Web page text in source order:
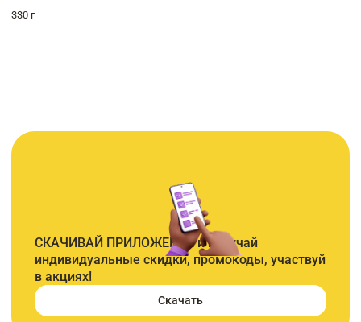
330 г
СКАЧИВАЙ ПРИЛОЖЕНИЕ и получай
индивидуальные скидки, промокоды, участвуй
в акциях!
Скачать